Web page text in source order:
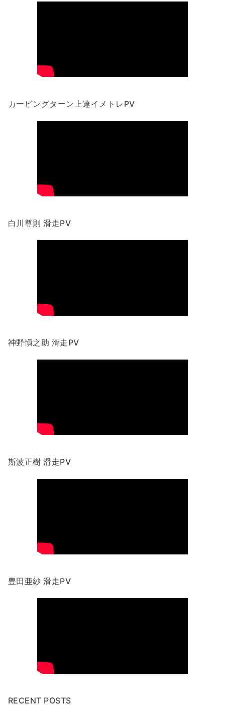
カービングターン上達イメトレPV
白川尊則 滑走PV
神野愼之助 滑走PV
斯波正樹 滑走PV
豊田亜紗 滑走PV
RECENT POSTS